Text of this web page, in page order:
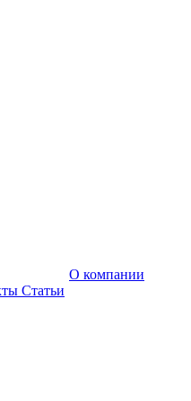
О компании
Статьи